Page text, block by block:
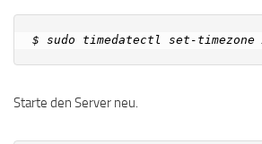
Starte den Server neu.